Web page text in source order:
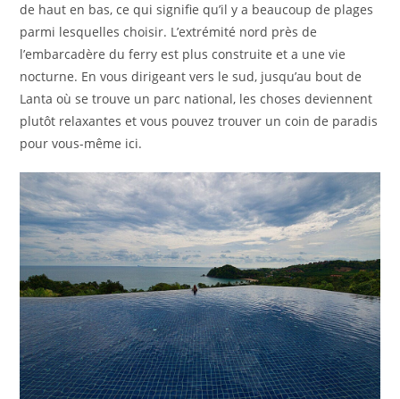
de haut en bas, ce qui signifie qu’il y a beaucoup de plages
parmi lesquelles choisir. L’extrémité nord près de
l’embarcadère du ferry est plus construite et a une vie
nocturne. En vous dirigeant vers le sud, jusqu’au bout de
Lanta où se trouve un parc national, les choses deviennent
plutôt relaxantes et vous pouvez trouver un coin de paradis
pour vous-même ici.